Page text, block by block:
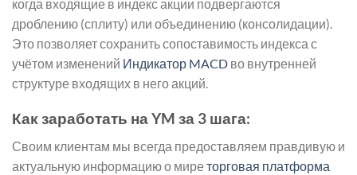
когда входящие в индекс акции подвергаются
дроблению (сплиту) или объединению (консолидации).
Это позволяет сохранить сопоставимость индекса с
учётом изменений Индикатор MACD во внутренней
структуре входящих в него акций.
Как заработать на YM за 3 шага:
Своим клиентам мы всегда предоставляем правдивую и
актуальную информацию о мире торговая платформа